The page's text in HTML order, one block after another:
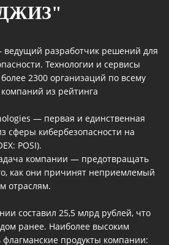
ведущий разработчик решений для
Технологии и сервисы
2300 организаций по всему
из рейтинга
— первая и единственная
сферы кибербезопасности на
POSI).
компании — предотвращать
как они причинят неприемлемый
отраслям.
составил 25,5 млрд рублей, что
ранее. Наиболее высоким
флагманские продукты компании: